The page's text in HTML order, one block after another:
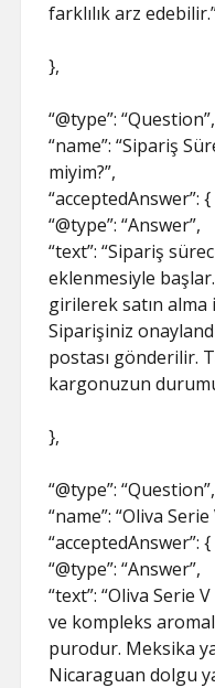
farklılık arz
},
“@type”: “Question”,
“name”: “Sipariş
miyim?”,
“acceptedAnswer”: {
“@type”: “Answer”,
“text”: “Sipariş
eklenmesiyle
girilerek satın alma
Siparişiniz
postası gönderilir.
kargonuzun
},
“@type”: “Question”,
“name”: “Oliva
“acceptedAnswer”: {
“@type”: “Answer”,
“text”: “Oliva Serie
ve kompleks
purodur. Meksika
Nicaraguan dolgu